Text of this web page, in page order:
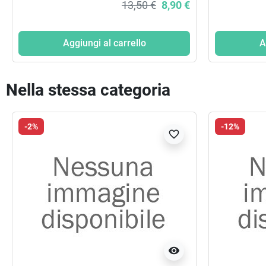
13,50 € 8,90 €
Aggiungi al carrello
Nella stessa categoria
-2%
visibility
favorite_border
-12%